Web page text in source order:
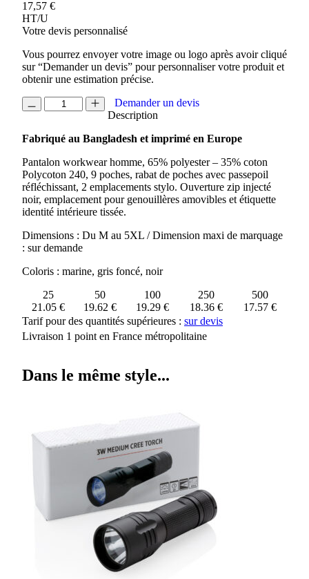
17,57 €
HT/U
Votre devis personnalisé
Vous pourrez envoyer votre image ou logo après avoir cliqué
sur “Demander un devis” pour personnaliser votre produit et
obtenir une estimation précise.
quantité
de
WORKWEAR
ACTIVE
PRO
Demander un devis
Description
Fabriqué au Bangladesh et imprimé en Europe
Pantalon workwear homme, 65% polyester – 35% coton
Polycoton 240, 9 poches, rabat de poches avec passepoil
réfléchissant, 2 emplacements stylo. Ouverture zip injecté
noir, emplacement pour genouillères amovibles et étiquette
identité intérieure tissée.
Dimensions : Du M au 5XL / Dimension maxi de marquage
: sur demande
Coloris : marine, gris foncé, noir
25
50 100 250
500
21.05 €
19.62 € 19.29 € 18.36 €
17.57 €
Tarif pour des quantités supérieures : sur devis
Livraison 1 point en France métropolitaine
Dans le même style...